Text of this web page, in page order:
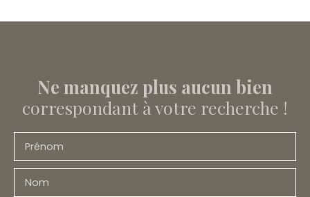
Ne manquez plus aucun bien
correspondant à votre recherche !
Prénom
Nom